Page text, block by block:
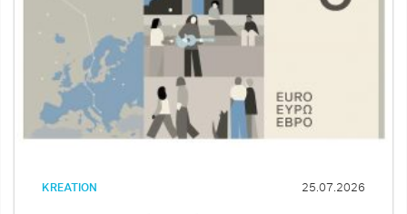
KREATION 25.07.2026